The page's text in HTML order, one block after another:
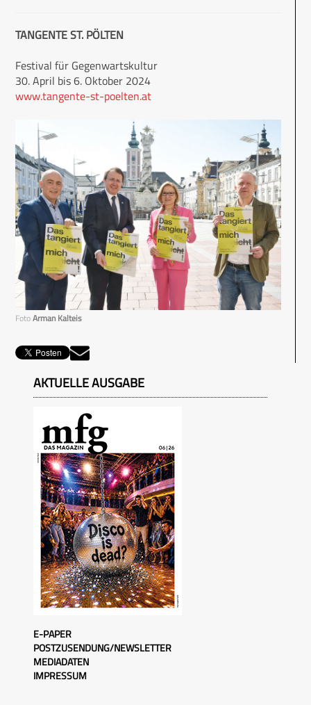
TANGENTE ST. PÖLTEN
Festival für Gegenwartskultur
30. April bis 6. Oktober 2024
www.tangente-st-poelten.at
FotoArman Kalteis
AKTUELLE AUSGABE
E-PAPER
POSTZUSENDUNG/NEWSLETTER
MEDIADATEN
IMPRESSUM